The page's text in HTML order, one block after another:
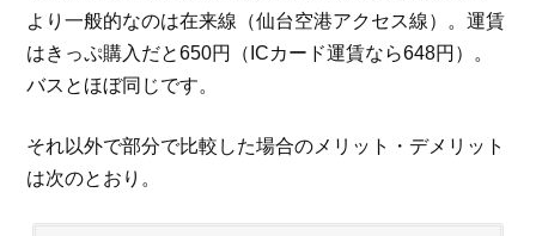
より一般的なのは在来線（仙台空港アクセス線）。運賃
はきっぷ購入だと650円（ICカード運賃なら648円）。
バスとほぼ同じです。
それ以外で部分で比較した場合のメリット・デメリット
は次のとおり。